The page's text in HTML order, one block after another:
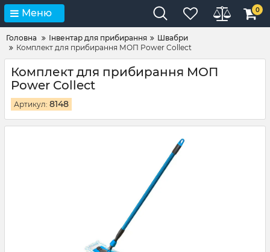
Меню 0
Головна Інвентар для прибирання
Швабри
Комплект для прибирання МОП Power Collect
Комплект для прибирання МОП
Power Collect
Артикул: 8148